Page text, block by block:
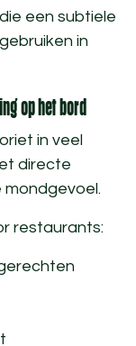
een subtiele
in
op het bord
in veel
directe
restaurants: